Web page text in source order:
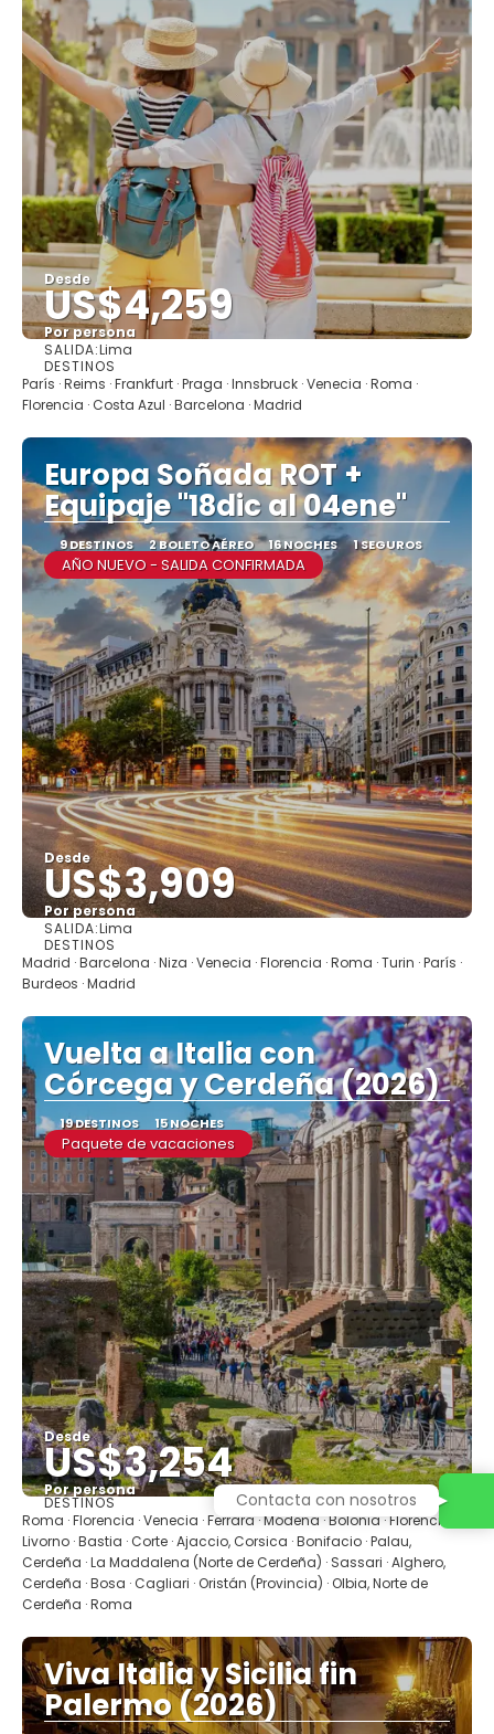
Desde
US$4,259
Por persona
SALIDA:Lima
DESTINOS
París · Reims · Frankfurt · Praga · Innsbruck · Venecia · Roma ·
Florencia · Costa Azul · Barcelona · Madrid
Europa Soñada ROT +
Equipaje "18dic al 04ene"
9 DESTINOS 2 BOLETO AÉREO 16 NOCHES 1 SEGUROS
AÑO NUEVO - SALIDA CONFIRMADA
Desde
US$3,909
Por persona
SALIDA:Lima
DESTINOS
Madrid · Barcelona · Niza · Venecia · Florencia · Roma · Turin · París ·
Burdeos · Madrid
Vuelta a Italia con
Córcega y Cerdeña (2026)
19 DESTINOS 15 NOCHES
Paquete de vacaciones
Desde
US$3,254
Por persona
Ver
DESTINOS
Roma · Florencia · Venecia · Ferrara · Módena · Bolonia · Florencia ·
Livorno · Bastia · Corte · Ajaccio, Corsica · Bonifacio · Palau,
Cerdeña · La Maddalena (Norte de Cerdeña) · Sassari · Alghero,
Cerdeña · Bosa · Cagliari · Oristán (Provincia) · Olbia, Norte de
Cerdeña · Roma
Viva Italia y Sicilia fin
Palermo (2026)
Contacta con nosotros